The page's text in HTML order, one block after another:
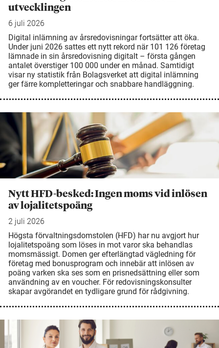
utvecklingen
6 juli 2026
Digital inlämning av årsredovisningar fortsätter att öka.
Under juni 2026 sattes ett nytt rekord när 101 126 företag
lämnade in sin årsredovisning digitalt – första gången
antalet överstiger 100 000 under en månad. Samtidigt
visar ny statistik från Bolagsverket att digital inlämning
ger färre kompletteringar och snabbare handläggning.
Nytt HFD-besked: Ingen moms vid inlösen
av lojalitetspoäng
2 juli 2026
Högsta förvaltningsdomstolen (HFD) har nu avgjort hur
lojalitetspoäng som löses in mot varor ska behandlas
momsmässigt. Domen ger efterlängtad vägledning för
företag med bonusprogram och innebär att inlösen av
poäng varken ska ses som en prisnedsättning eller som
användning av en voucher. För redovisningskonsulter
skapar avgörandet en tydligare grund för rådgivning.